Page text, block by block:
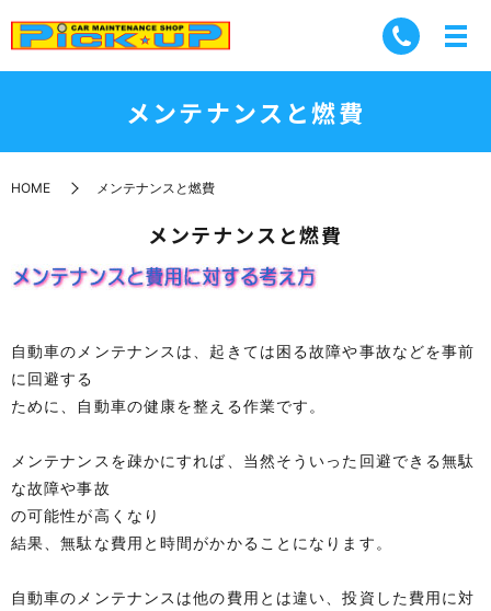
メンテナンスと燃費
HOME メンテナンスと燃費
メンテナンスと燃費
自動車のメンテナンスは、起きては困る故障や事故などを事前
に回避する
ために、自動車の健康を整える作業です。
メンテナンスを疎かにすれば、当然そういった回避できる無駄
な故障や事故
の可能性が高くなり
結果、無駄な費用と時間がかかることになります。
自動車のメンテナンスは他の費用とは違い、投資した費用に対